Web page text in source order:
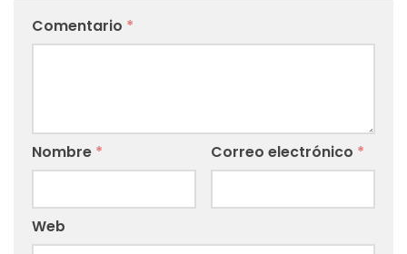
Comentario *
Nombre * Correo electrónico *
Web